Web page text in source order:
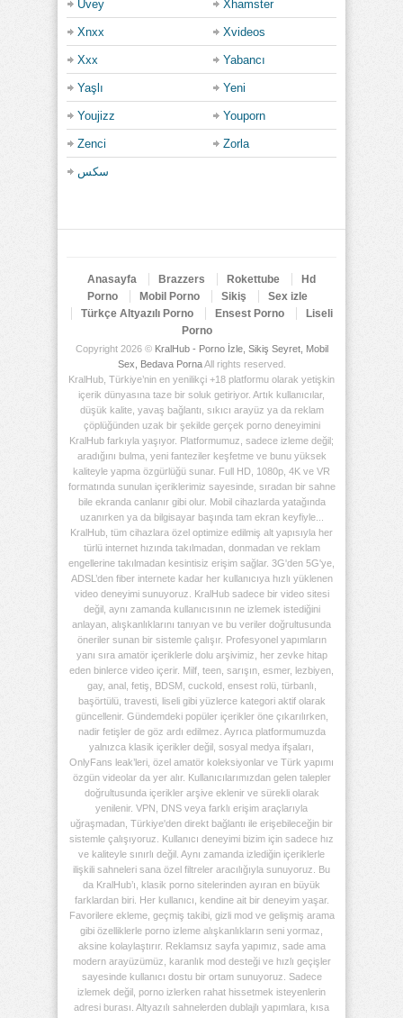
Üvey Xhamster
Xnxx Xvideos
Xxx Yabancı
Yaşlı Yeni
Youjizz Youporn
Zenci Zorla
سكس
Anasayfa Brazzers Rokettube
Hd
Porno
Mobil Porno Sikiş
Sex izle
Türkçe Altyazılı Porno
Ensest Porno
Liseli
Porno
Copyright 2026 © KralHub - Porno İzle, Sikiş Seyret, Mobil
Sex, Bedava PornaAll rights reserved.
KralHub, Türkiye’nin en yenilikçi +18 platformu olarak yetişkin
içerik dünyasına taze bir soluk getiriyor. Artık kullanıcılar,
düşük kalite, yavaş bağlantı, sıkıcı arayüz ya da reklam
çöplüğünden uzak bir şekilde gerçek porno deneyimini
KralHub farkıyla yaşıyor. Platformumuz, sadece izleme değil;
aradığını bulma, yeni fanteziler keşfetme ve bunu yüksek
kaliteyle yapma özgürlüğü sunar. Full HD, 1080p, 4K ve VR
formatında sunulan içeriklerimiz sayesinde, sıradan bir sahne
bile ekranda canlanır gibi olur. Mobil cihazlarda yatağında
uzanırken ya da bilgisayar başında tam ekran keyfiyle...
KralHub, tüm cihazlara özel optimize edilmiş alt yapısıyla her
türlü internet hızında takılmadan, donmadan ve reklam
engellerine takılmadan kesintisiz erişim sağlar. 3G'den 5G'ye,
ADSL’den fiber internete kadar her kullanıcıya hızlı yüklenen
video deneyimi sunuyoruz. KralHub sadece bir video sitesi
değil, aynı zamanda kullanıcısının ne izlemek istediğini
anlayan, alışkanlıklarını tanıyan ve bu veriler doğrultusunda
öneriler sunan bir sistemle çalışır. Profesyonel yapımların
yanı sıra amatör içeriklerle dolu arşivimiz, her zevke hitap
eden binlerce video içerir. Milf, teen, sarışın, esmer, lezbiyen,
gay, anal, fetiş, BDSM, cuckold, ensest rolü, türbanlı,
başörtülü, travesti, liseli gibi yüzlerce kategori aktif olarak
güncellenir. Gündemdeki popüler içerikler öne çıkarılırken,
nadir fetişler de göz ardı edilmez. Ayrıca platformumuzda
yalnızca klasik içerikler değil, sosyal medya ifşaları,
OnlyFans leak’leri, özel amatör koleksiyonlar ve Türk yapımı
özgün videolar da yer alır. Kullanıcılarımızdan gelen talepler
doğrultusunda içerikler arşive eklenir ve sürekli olarak
yenilenir. VPN, DNS veya farklı erişim araçlarıyla
uğraşmadan, Türkiye'den direkt bağlantı ile erişebileceğin bir
sistemle çalışıyoruz. Kullanıcı deneyimi bizim için sadece hız
ve kaliteyle sınırlı değil. Aynı zamanda izlediğin içeriklerle
ilişkili sahneleri sana özel filtreler aracılığıyla sunuyoruz. Bu
da KralHub’ı, klasik porno sitelerinden ayıran en büyük
farklardan biri. Her kullanıcı, kendine ait bir deneyim yaşar.
Favorilere ekleme, geçmiş takibi, gizli mod ve gelişmiş arama
gibi özelliklerle porno izleme alışkanlıkların seni yormaz,
aksine kolaylaştırır. Reklamsız sayfa yapımız, sade ama
modern arayüzümüz, karanlık mod desteği ve hızlı geçişler
sayesinde kullanıcı dostu bir ortam sunuyoruz. Sadece
izlemek değil, porno izlerken rahat hissetmek isteyenlerin
adresi burası. Altyazılı sahnelerden dublajlı yapımlara, kısa